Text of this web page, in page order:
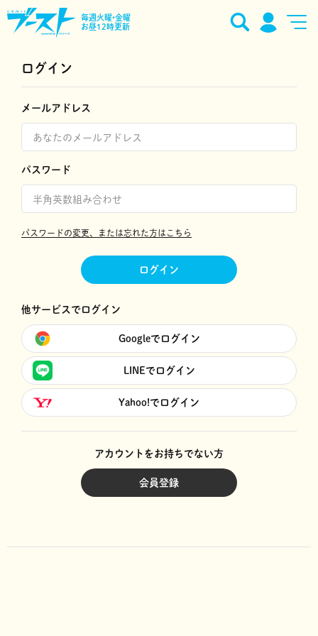
毎週火曜•金曜
お昼12時更新
ログイン
メールアドレス
パスワード
パスワードの変更、または忘れた方はこちら
ログイン
他サービスでログイン
Googleでログイン
LINEでログイン
Yahoo!でログイン
アカウントをお持ちでない方
会員登録